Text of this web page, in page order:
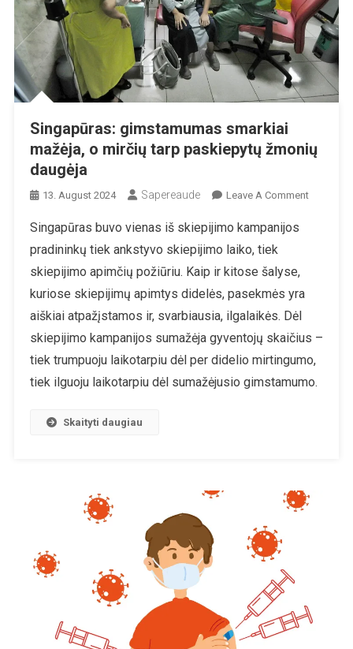
Singapūras: gimstamumas smarkiai
mažėja, o mirčių tarp paskiepytų žmonių
daugėja
13. August 2024 Sapereaude Leave A CommentOn
Žmonių
Singapūras buvo vienas iš skiepijimo kampanijos
pradininkų tiek ankstyvo skiepijimo laiko, tiek
skiepijimo apimčių požiūriu. Kaip ir kitose šalyse,
kuriose skiepijimų apimtys didelės, pasekmės yra
aiškiai atpažįstamos ir, svarbiausia, ilgalaikės. Dėl
skiepijimo kampanijos sumažėja gyventojų skaičius –
tiek trumpuoju laikotarpiu dėl per didelio mirtingumo,
tiek ilguoju laikotarpiu dėl sumažėjusio gimstamumo.
Skaityti daugiau